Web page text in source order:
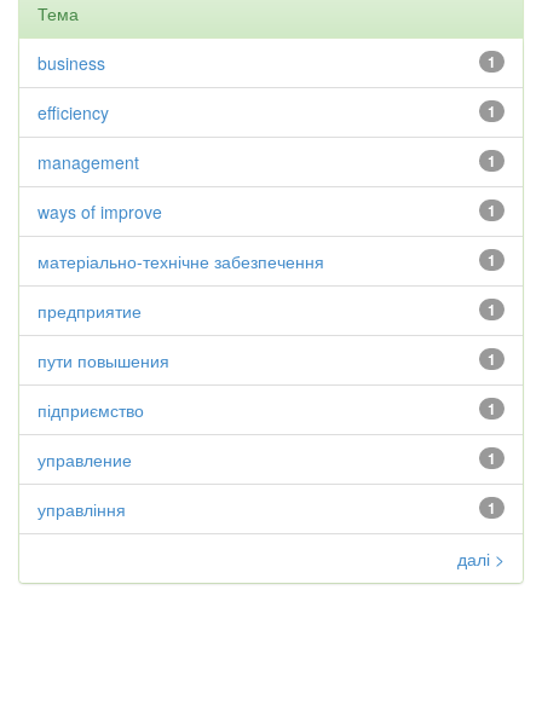
Тема
1
business
1
efficiency
1
management
1
ways of improve
1
матеріально-технічне забезпечення
1
предприятие
1
пути повышения
1
підприємство
1
управление
1
управління
далі >